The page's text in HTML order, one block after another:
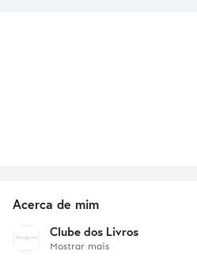
Acerca de mim
Clube dos Livros
Mostrar mais